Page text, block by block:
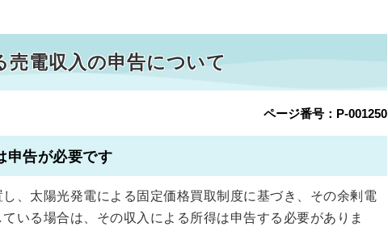
売電収入の申告について
ページ番号：P-001250
申告が必要です
、太陽光発電による固定価格買取制度に基づき、その余剰電
いる場合は、その収入による所得は申告する必要がありま